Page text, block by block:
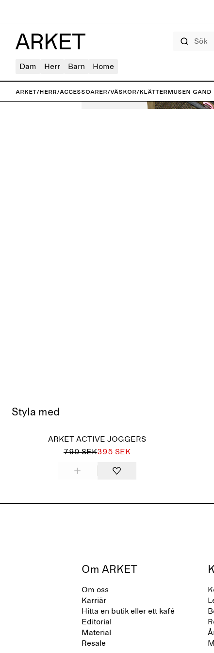
Dam Herr Barn Home
ARKET/Herr/Accessoarer/Väskor/Klättermusen Gand
Styla med
ARKET ACTIVE JOGGERS
790 SEK395 SEK
Om ARKET
Om oss
Karriär
Hitta en butik eller ett kafé
Editorial
Material
Resale